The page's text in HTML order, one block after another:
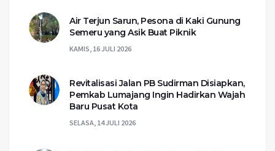
Air Terjun Sarun, Pesona di Kaki Gunung
Semeru yang Asik Buat Piknik
KAMIS, 16 JULI 2026
Revitalisasi Jalan PB Sudirman Disiapkan,
Pemkab Lumajang Ingin Hadirkan Wajah
Baru Pusat Kota
SELASA, 14 JULI 2026